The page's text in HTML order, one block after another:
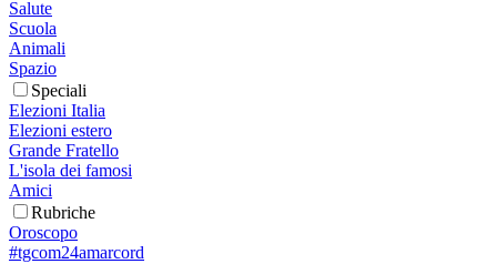
Salute
Scuola
Animali
Spazio
Speciali
Elezioni Italia
Elezioni estero
Grande Fratello
L'isola dei famosi
Amici
Rubriche
Oroscopo
#tgcom24amarcord